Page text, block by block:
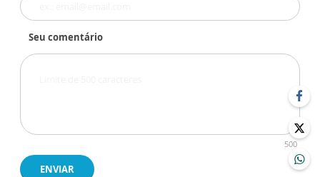
Seu comentário
500
ENVIAR